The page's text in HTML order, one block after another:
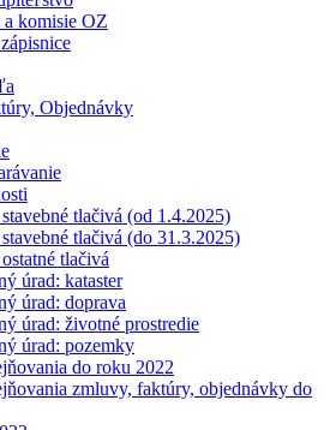
a komisie OZ
Objednávky
tlačivá (od 1.4.2025)
tlačivá (do 31.3.2025)
tlačivá
úrad: kataster
úrad: doprava
úrad: životné prostredie
úrad: pozemky
do roku 2022
zmluvy, faktúry, objednávky do